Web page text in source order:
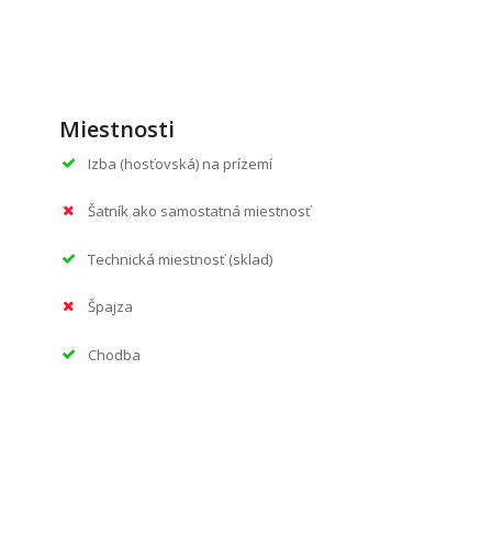
Miestnosti
Izba (hosťovská) na prízemí
Šatník ako samostatná miestnosť
Technická miestnosť (sklad)
Špajza
Chodba